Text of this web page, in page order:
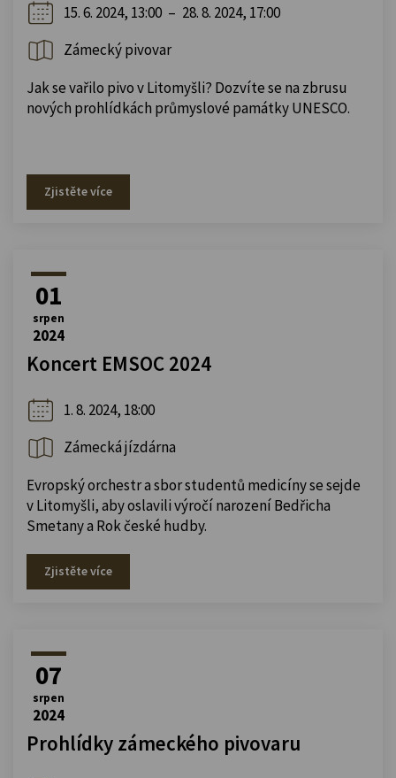
15. 6. 2024, 13:00 – 28. 8. 2024, 17:00
Zámecký pivovar
Jak se vařilo pivo v Litomyšli? Dozvíte se na zbrusu
nových prohlídkách průmyslové památky UNESCO.
Zjistěte více
01
srpen
2024
Koncert EMSOC 2024
1. 8. 2024, 18:00
Zámecká jízdárna
Evropský orchestr a sbor studentů medicíny se sejde
v Litomyšli, aby oslavili výročí narození Bedřicha
Smetany a Rok české hudby.
Zjistěte více
07
srpen
2024
Prohlídky zámeckého pivovaru